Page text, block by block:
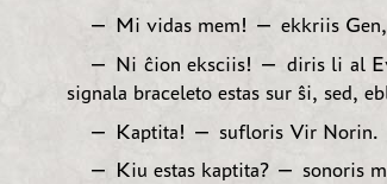
— Mi vidas mem! — ekkriis Gen,
— Ni ĉion eksciis! — diris li al
signala braceleto estas sur ŝi, sed,
— Kaptita! — sufloris Vir Norin.
— Kiu estas kaptita? — sonoris